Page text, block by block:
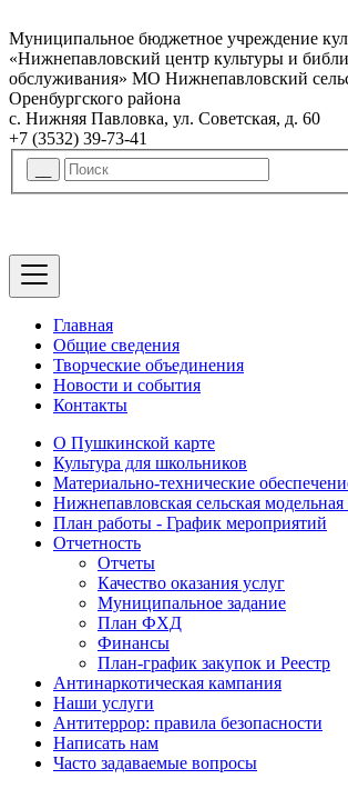
Муниципальное бюджетное учреждение
«Нижнепавловский центр культуры и
обслуживания» МО Нижнепавловский
Оренбургского района
с. Нижняя Павловка, ул. Советская, д. 60
+7 (3532) 39-73-41
Главная
Общие сведения
Творческие объединения
Новости и события
Контакты
О Пушкинской карте
Культура для школьников
Материально-технические
Нижнепавловская сельская модельная
План работы - График мероприятий
Отчетность
Отчеты
Качество оказания услуг
Муниципальное задание
План ФХД
Финансы
План-график закупок и Реестр
Антинаркотическая кампания
Наши услуги
Антитеррор: правила безопасности
Написать нам
Часто задаваемые вопросы